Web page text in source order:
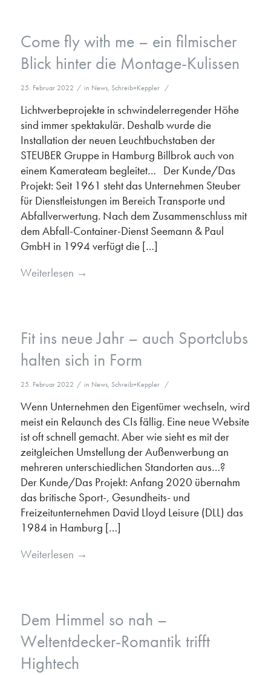
Come fly with me – ein filmischer
Blick hinter die Montage-Kulissen
25. Februar 2022 / in News, Schreib+Keppler /
Lichtwerbeprojekte in schwindelerregender Höhe
sind immer spektakulär. Deshalb wurde die
Installation der neuen Leuchtbuchstaben der
STEUBER Gruppe in Hamburg Billbrok auch von
einem Kamerateam begleitet… Der Kunde/Das
Projekt: Seit 1961 steht das Unternehmen Steuber
für Dienstleistungen im Bereich Transporte und
Abfallverwertung. Nach dem Zusammenschluss mit
dem Abfall-Container-Dienst Seemann & Paul
GmbH in 1994 verfügt die […]
Weiterlesen →
Fit ins neue Jahr – auch Sportclubs
halten sich in Form
25. Februar 2022 / in News, Schreib+Keppler /
Wenn Unternehmen den Eigentümer wechseln, wird
meist ein Relaunch des CIs fällig. Eine neue Website
ist oft schnell gemacht. Aber wie sieht es mit der
zeitgleichen Umstellung der Außenwerbung an
mehreren unterschiedlichen Standorten aus…?
Der Kunde/Das Projekt: Anfang 2020 übernahm
das britische Sport-, Gesundheits- und
Freizeitunternehmen David Lloyd Leisure (DLL) das
1984 in Hamburg […]
Weiterlesen →
Dem Himmel so nah –
Weltentdecker-Romantik trifft
Hightech